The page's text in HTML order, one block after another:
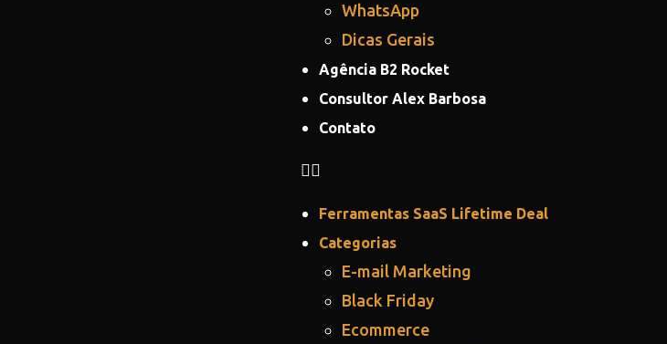
WhatsApp
Dicas Gerais
Agência B2 Rocket
Consultor Alex Barbosa
Contato
Ferramentas SaaS Lifetime Deal
Categorias
E-mail Marketing
Black Friday
Ecommerce